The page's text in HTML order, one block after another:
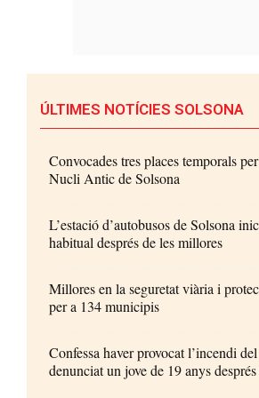
ÚLTIMES NOTÍCIES SOLSONA
Convocades tres places temporals
Nucli Antic de Solsona
L’estació d’autobusos de Solsona
habitual després de les millores
Millores en la seguretat viària i
per a 134 municipis
Confessa haver provocat l’incendi
denunciat un jove de 19 anys